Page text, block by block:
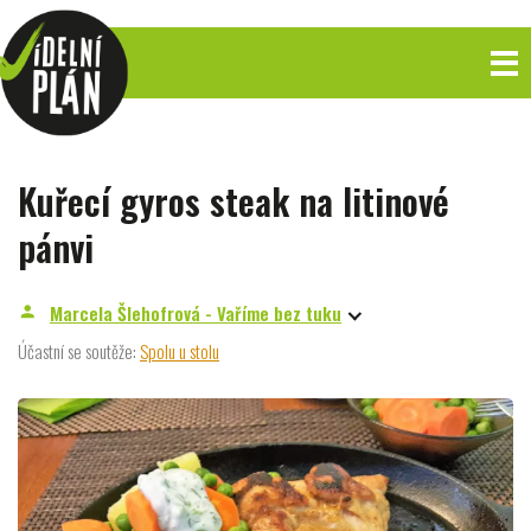
Kuřecí gyros steak na litinové
pánvi
person
Marcela Šlehofrová - Vaříme bez tuku
Účastní se soutěže:Spolu u stolu